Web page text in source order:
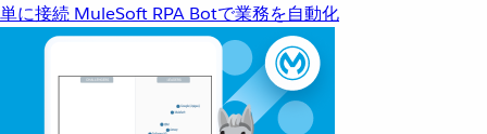
単に接続 MuleSoft RPA Botで業務を自動化